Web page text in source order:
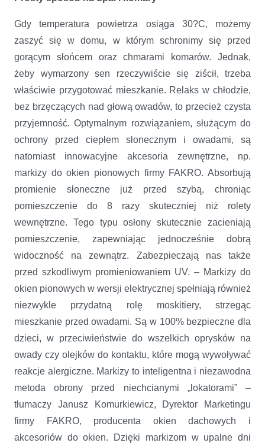
Gdy temperatura powietrza osiąga 30?C, możemy
zaszyć się w domu, w którym schronimy się przed
gorącym słońcem oraz chmarami komarów. Jednak,
żeby wymarzony sen rzeczywiście się ziścił, trzeba
właściwie przygotować mieszkanie. Relaks w chłodzie,
bez brzęczących nad głową owadów, to przecież czysta
przyjemność. Optymalnym rozwiązaniem, służącym do
ochrony przed ciepłem słonecznym i owadami, są
natomiast innowacyjne akcesoria zewnętrzne, np.
markizy do okien pionowych firmy FAKRO. Absorbują
promienie słoneczne już przed szybą, chroniąc
pomieszczenie do 8 razy skuteczniej niż rolety
wewnętrzne. Tego typu osłony skutecznie zacieniają
pomieszczenie, zapewniając jednocześnie dobrą
widoczność na zewnątrz. Zabezpieczają nas także
przed szkodliwym promieniowaniem UV. – Markizy do
okien pionowych w wersji elektrycznej spełniają również
niezwykle przydatną rolę moskitiery, strzegąc
mieszkanie przed owadami. Są w 100% bezpieczne dla
dzieci, w przeciwieństwie do wszelkich oprysków na
owady czy olejków do kontaktu, które mogą wywoływać
reakcje alergiczne. Markizy to inteligentna i niezawodna
metoda obrony przed niechcianymi „lokatorami” –
tłumaczy Janusz Komurkiewicz, Dyrektor Marketingu
firmy FAKRO, producenta okien dachowych i
akcesoriów do okien. Dzięki markizom w upalne dni